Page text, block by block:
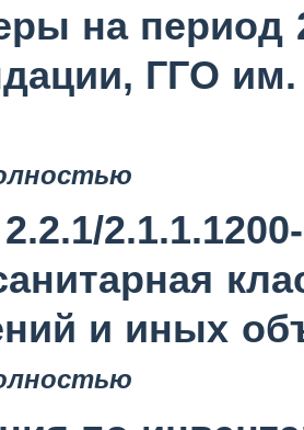
на период
ГГО
и иных